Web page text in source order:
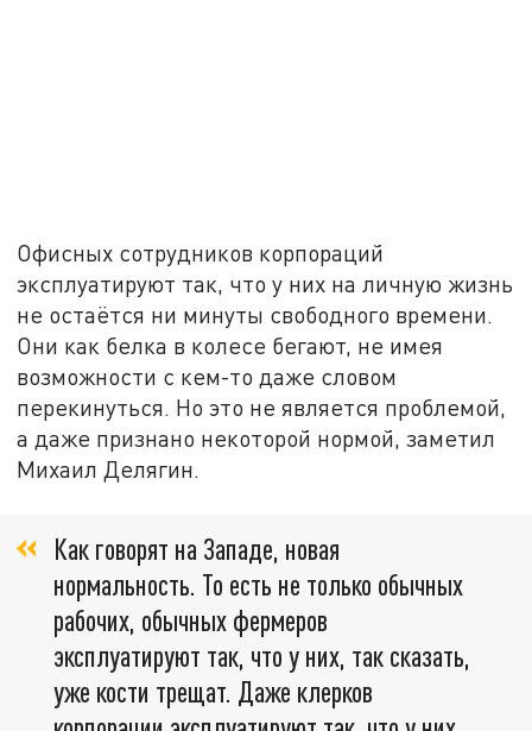
Офисных сотрудников корпораций
эксплуатируют так, что у них на личную жизнь
не остаётся ни минуты свободного времени.
Они как белка в колесе бегают, не имея
возможности с кем-то даже словом
перекинуться. Но это не является проблемой,
а даже признано некоторой нормой, заметил
Михаил Делягин.
Как говорят на Западе, новая
нормальность. То есть не только обычных
рабочих, обычных фермеров
эксплуатируют так, что у них, так сказать,
уже кости трещат. Даже клерков